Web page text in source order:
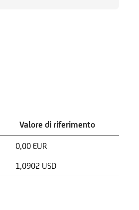
Valore di riferimento
0,00 EUR
1,0902 USD